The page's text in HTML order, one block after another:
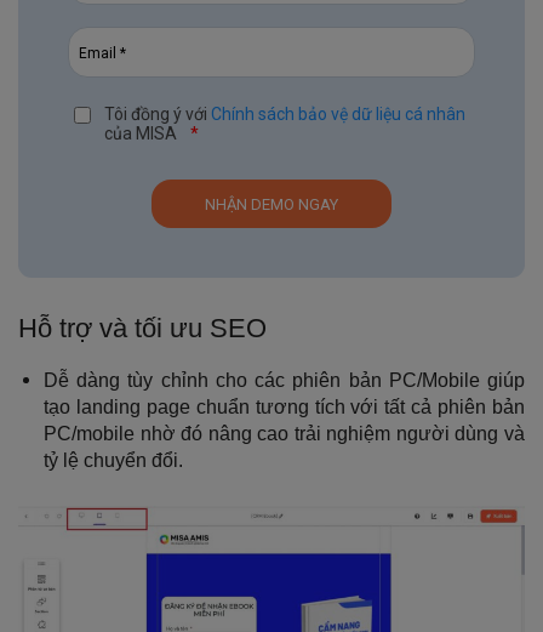
Tôi đồng ý với Chính sách bảo vệ dữ liệu cá nhân
của MISA
*
Hỗ trợ và tối ưu SEO
Dễ dàng tùy chỉnh cho các phiên bản PC/Mobile giúp
tạo landing page chuẩn tương tích với tất cả phiên bản
PC/mobile nhờ đó nâng cao trải nghiệm người dùng và
tỷ lệ chuyển đổi.